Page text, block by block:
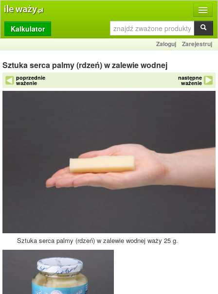
Produkty
Dziennik
Przelicznik
Porównywarka
Kalkulator
Zaloguj Zarejestruj
Sztuka serca palmy (rdzeń) w zalewie wodnej
poprzednie
ważenie
następne
ważenie
Sztuka serca palmy (rdzeń) w zalewie wodnej waży 25 g.